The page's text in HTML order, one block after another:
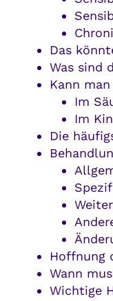
Das
Was sind
Kann
Im
Im
Die
Hoffnung
Wann
Wichtige